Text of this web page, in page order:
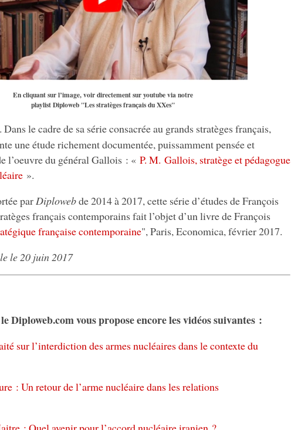
En cliquant sur l’image, voir directement sur youtube via notre
playlist Diploweb "Les stratèges français du XXes"
. Dans le cadre de sa série consacrée au grands stratèges français,
une étude richement documentée, puissamment pensée et
l’oeuvre du général Gallois : « P. M. Gallois, stratège et pédagogue
».
par Diplowebde 2014 à 2017, cette série d’études de François
français contemporains fait l’objet d’un livre de François
française contemporaine", Paris, Economica, février 2017.
le 20 juin 2017
Diploweb.com vous propose encore les vidéos suivantes :
sur l’interdiction des armes nucléaires dans le contexte du
: Un retour de l’arme nucléaire dans les relations